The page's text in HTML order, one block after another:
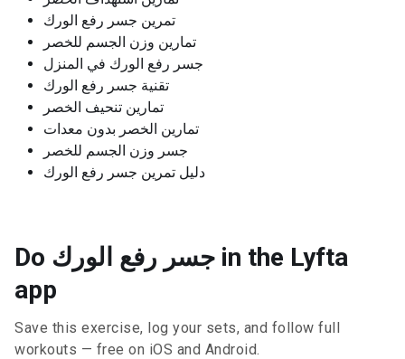
تمرين جسر رفع الورك
تمارين وزن الجسم للخصر
جسر رفع الورك في المنزل
تقنية جسر رفع الورك
تمارين تنحيف الخصر
تمارين الخصر بدون معدات
جسر وزن الجسم للخصر
دليل تمرين جسر رفع الورك
Do جسر رفع الورك in the Lyfta
app
Save this exercise, log your sets, and follow full
workouts — free on iOS and Android.